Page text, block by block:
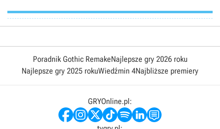
Poradnik Gothic RemakeNajlepsze gry 2026 roku
Najlepsze gry 2025 rokuWiedźmin 4Najbliższe premiery
GRYOnline.pl: